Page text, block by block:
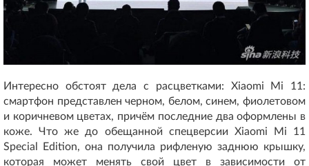
Интересно обстоят дела с расцветками: Xiaomi Mi 11:
смартфон представлен черном, белом, синем, фиолетовом
и коричневом цветах, причём последние два оформлены в
коже. Что же до обещанной спецверсии Xiaomi Mi 11
Special Edition, она получила рифленую заднюю крышку,
которая может менять свой цвет в зависимости от